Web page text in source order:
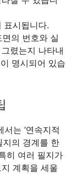
표시됩니다.
면의 번호와 실
렸는지 나타내
명시되어 있습
서는 ‘연속지적
지의 경계를 한
히 여러 필지가
계획을 세울